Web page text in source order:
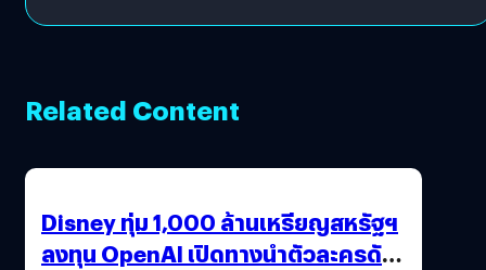
Related Content
Disney ทุ่ม 1,000 ล้านเหรียญสหรัฐฯ
ลงทุน OpenAI เปิดทางนำตัวละครดัง